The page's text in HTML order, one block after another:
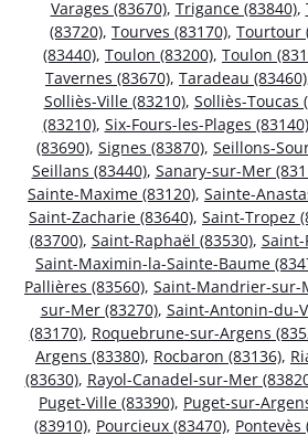
Varages (83670), Trigance (83840),
(83720), Tourves (83170), Tourtour
(83440), Toulon (83200), Toulon
Tavernes (83670), Taradeau (83460)
Solliès-Ville (83210), Solliès-Toucas
(83210), Six-Fours-les-Plages (83140)
(83690), Signes (83870), Seillons-
Seillans (83440), Sanary-sur-Mer
Sainte-Maxime (83120), Sainte-
Saint-Zacharie (83640), Saint-Tropez
(83700), Saint-Raphaël (83530), Saint-
Saint-Maximin-la-Sainte-Baume
Pallières (83560), Saint-Mandrier-sur-
sur-Mer (83270), Saint-Antonin-du-
(83170), Roquebrune-sur-Argens
Argens (83380), Rocbaron (83136),
(83630), Rayol-Canadel-sur-Mer
Puget-Ville (83390), Puget-sur-
(83910), Pourcieux (83470), Pontevès